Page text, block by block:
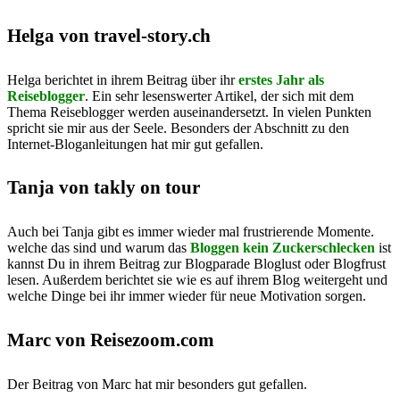
Helga von travel-story.ch
Helga berichtet in ihrem Beitrag über ihrerstes Jahr als
Reiseblogger. Ein sehr lesenswerter Artikel, der sich mit dem
Thema Reiseblogger werden auseinandersetzt. In vielen Punkten
spricht sie mir aus der Seele. Besonders der Abschnitt zu den
Internet-Bloganleitungen hat mir gut gefallen.
Tanja von takly on tour
Auch bei Tanja gibt es immer wieder mal frustrierende Momente.
welche das sind und warum das Bloggen kein Zuckerschlecken ist
kannst Du in ihrem Beitrag zur Blogparade Bloglust oder Blogfrust
lesen. Außerdem berichtet sie wie es auf ihrem Blog weitergeht und
welche Dinge bei ihr immer wieder für neue Motivation sorgen.
Marc von Reisezoom.com
Der Beitrag von Marc hat mir besonders gut gefallen.